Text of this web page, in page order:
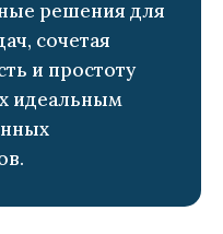
решения для
сочетая
и простоту
идеальным